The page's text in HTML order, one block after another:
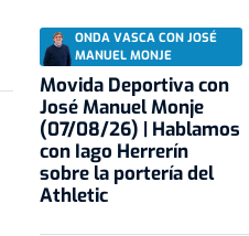
ONDA VASCA CON JOSÉ
MANUEL MONJE
Movida Deportiva con
José Manuel Monje
(07/08/26) | Hablamos
con Iago Herrerín
sobre la portería del
Athletic